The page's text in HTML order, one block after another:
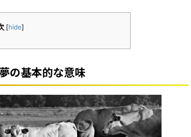
[hide]
の基本的な意味